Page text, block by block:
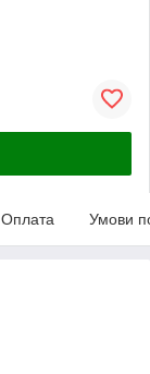
Оплата Умови